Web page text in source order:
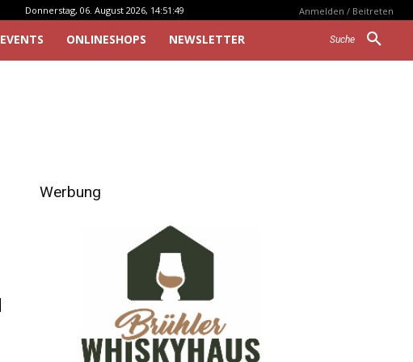
Donnerstag, 06. August 2026, 14:51:49 Anmelden / Beitreten
Suche
EVENTS ONLINESHOPS NEWSLETTER
Werbung